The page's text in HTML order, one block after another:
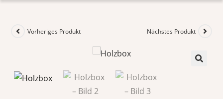
Vorheriges Produkt Nächstes Produkt